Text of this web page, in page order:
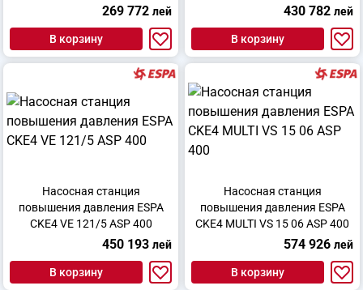
269 772 лей
В корзину
430 782 лей
В корзину
Насосная станция
повышения давления ESPA
CKE4 VE 121/5 ASP 400
450 193 лей
В корзину
Насосная станция
повышения давления ESPA
CKE4 MULTI VS 15 06 ASP 400
574 926 лей
В корзину